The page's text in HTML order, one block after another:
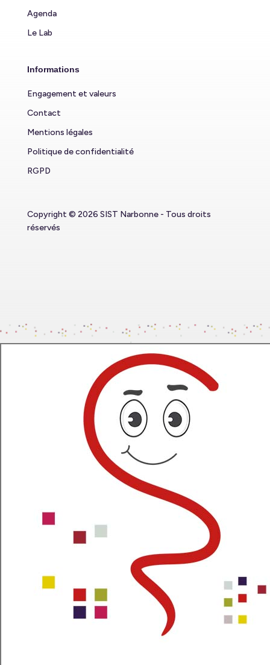
Agenda
Le Lab
Informations
Engagement et valeurs
Contact
Mentions légales
Politique de confidentialité
RGPD
Copyright © 2026 SIST Narbonne - Tous droits
réservés